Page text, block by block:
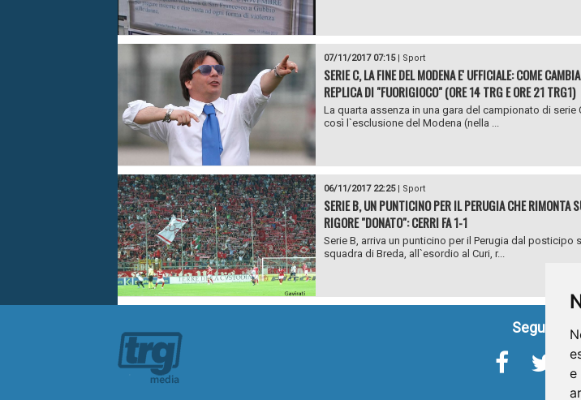
e
07/11/2017 07:15| Sport
SERIE C, LA FINE DEL MODENA E' UFFICIALE: COME
REPLICA DI "FUORIGIOCO" (ORE 14 TRG E ORE 21 TRG1)
La quarta assenza in una gara del campionato di serie
così l`esclusione del Modena (nella ...
06/11/2017 22:25| Sport
SERIE B, UN PUNTICINO PER IL PERUGIA CHE RIMONTA
RIGORE "DONATO": CERRI FA 1-1
Serie B, arriva un punticino per il Perugia dal posticipo
squadra di Breda, all`esordio al Curi, r...
Seguici su